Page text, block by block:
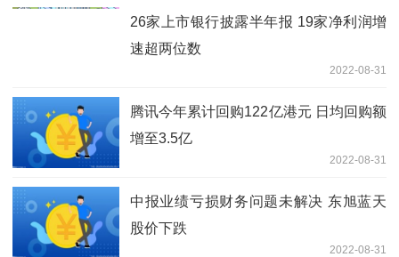
26家上市银行披露半年报 19家净利润增
速超两位数
2022-08-31
腾讯今年累计回购122亿港元 日均回购额
增至3.5亿
2022-08-31
中报业绩亏损财务问题未解决 东旭蓝天
股价下跌
2022-08-31